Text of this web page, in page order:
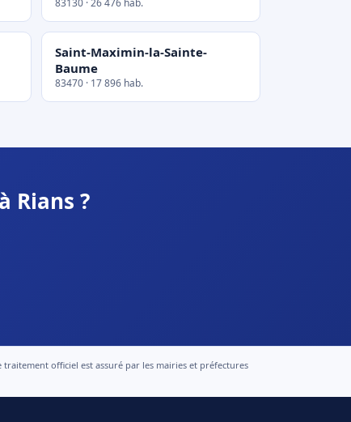
83130 · 26 476 hab.
Saint-Maximin-la-Sainte-
Baume
83470 · 17 896 hab.
Rians ?
officiel est assuré par les mairies et préfectures